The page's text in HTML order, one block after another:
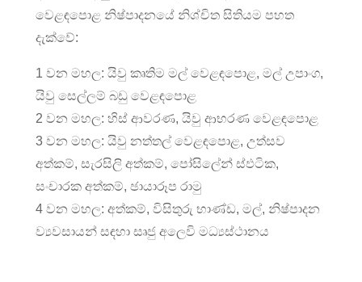
වෙළඳපොළ නිෂ්පාදනයේ නිශ්චිත සිතියම පහත
දැක්වේ:
1 වන මහල: යිවු කෘතිම මල් වෙළඳපොළ, මල් උපාංග,
යිවු සෙල්ලම් බඩු වෙළඳපොළ
2 වන මහල: හිස් ආවරණ, යිවු ආභරණ වෙළඳපොළ
3 වන මහල: යිවු නත්තල් වෙළඳපොළ, උත්සව
අත්කම්, සැරසිලි අත්කම්, පෝසිලේන් ස්ඵටික,
සංචාරක අත්කම්, ඡායාරූප රාමු
4 වන මහල: අත්කම්, විසිතුරු භාණ්ඩ, මල්, නිෂ්පාදන
ව්‍යවසායන් සඳහා සෘජු අලෙවි මධ්‍යස්ථානය